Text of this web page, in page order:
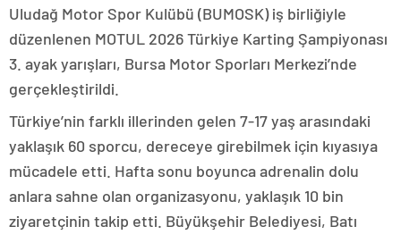
Uludağ Motor Spor Kulübü (BUMOSK) iş birliğiyle
düzenlenen MOTUL 2026 Türkiye Karting Şampiyonası
3. ayak yarışları, Bursa Motor Sporları Merkezi’nde
gerçekleştirildi.
Türkiye’nin farklı illerinden gelen 7-17 yaş arasındaki
yaklaşık 60 sporcu, dereceye girebilmek için kıyasıya
mücadele etti. Hafta sonu boyunca adrenalin dolu
anlara sahne olan organizasyonu, yaklaşık 10 bin
ziyaretçinin takip etti. Büyükşehir Belediyesi, Batı